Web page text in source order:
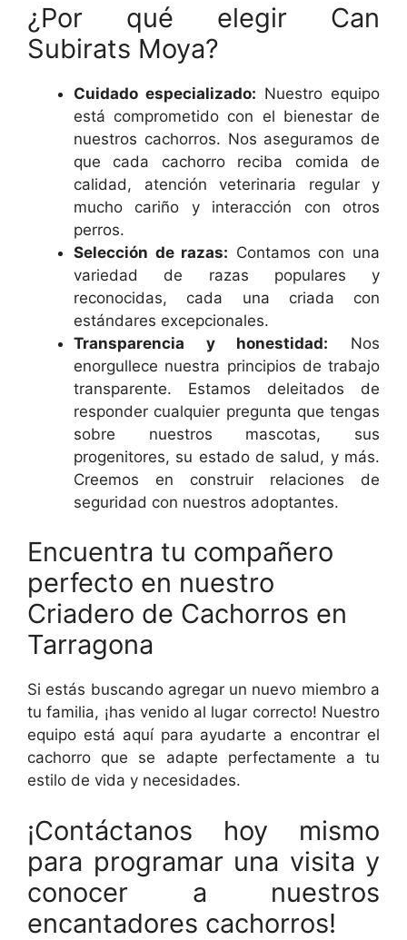
¿Por qué elegir Can
Subirats Moya?
Cuidado especializado: Nuestro equipo
está comprometido con el bienestar de
nuestros cachorros. Nos aseguramos de
que cada cachorro reciba comida de
calidad, atención veterinaria regular y
mucho cariño y interacción con otros
perros.
Selección de razas: Contamos con una
variedad de razas populares y
reconocidas, cada una criada con
estándares excepcionales.
Transparencia y honestidad: Nos
enorgullece nuestra principios de trabajo
transparente. Estamos deleitados de
responder cualquier pregunta que tengas
sobre nuestros mascotas, sus
progenitores, su estado de salud, y más.
Creemos en construir relaciones de
seguridad con nuestros adoptantes.
Encuentra tu compañero
perfecto en nuestro
Criadero de Cachorros en
Tarragona
Si estás buscando agregar un nuevo miembro a
tu familia, ¡has venido al lugar correcto! Nuestro
equipo está aquí para ayudarte a encontrar el
cachorro que se adapte perfectamente a tu
estilo de vida y necesidades.
¡Contáctanos hoy mismo
para programar una visita y
conocer a nuestros
encantadores cachorros!